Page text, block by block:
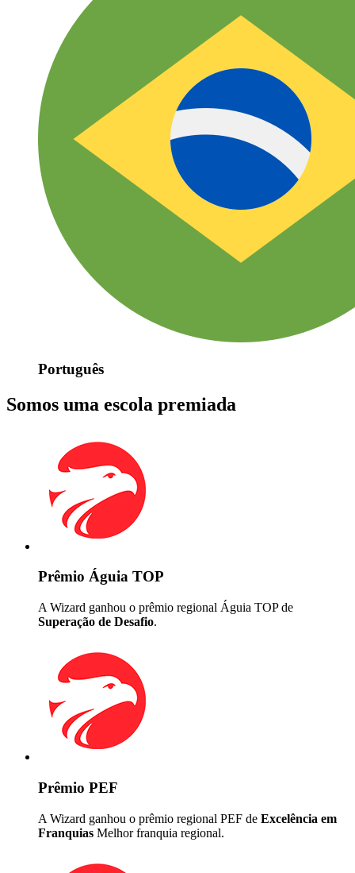
Português
Somos uma escola premiada
Prêmio Águia TOP
A Wizard ganhou o prêmio regional Águia TOP de
Superação de Desafio.
Prêmio PEF
A Wizard ganhou o prêmio regional PEF de Excelência em
Franquias Melhor franquia regional.